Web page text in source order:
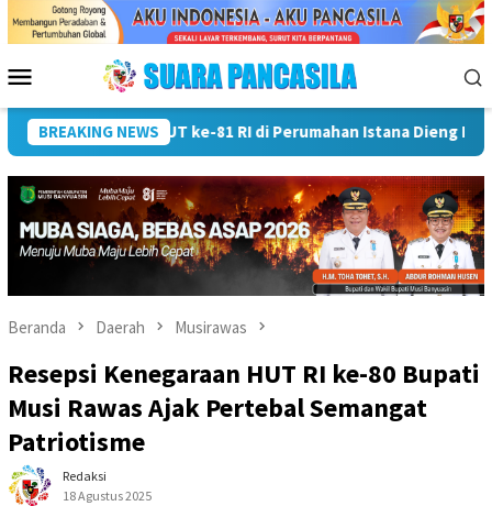
Menu
Mobile
BREAKING NEWS
Wali Kota Lubuk Linggau Kukuhkan Pramuka Garuda
Beranda Daerah Musirawas
Resepsi Kenegaraan HUT RI ke-80 Bupati
Musi Rawas Ajak Pertebal Semangat
Patriotisme
Redaksi
18 Agustus 2025